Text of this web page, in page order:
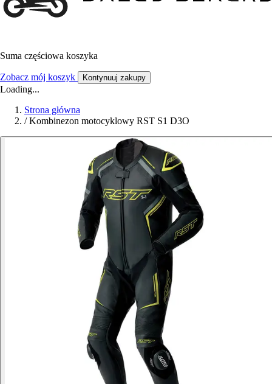
Suma częściowa koszyka
Zobacz mój koszyk Kontynuuj zakupy
Loading...
Strona główna
/ Kombinezon motocyklowy RST S1 D3O